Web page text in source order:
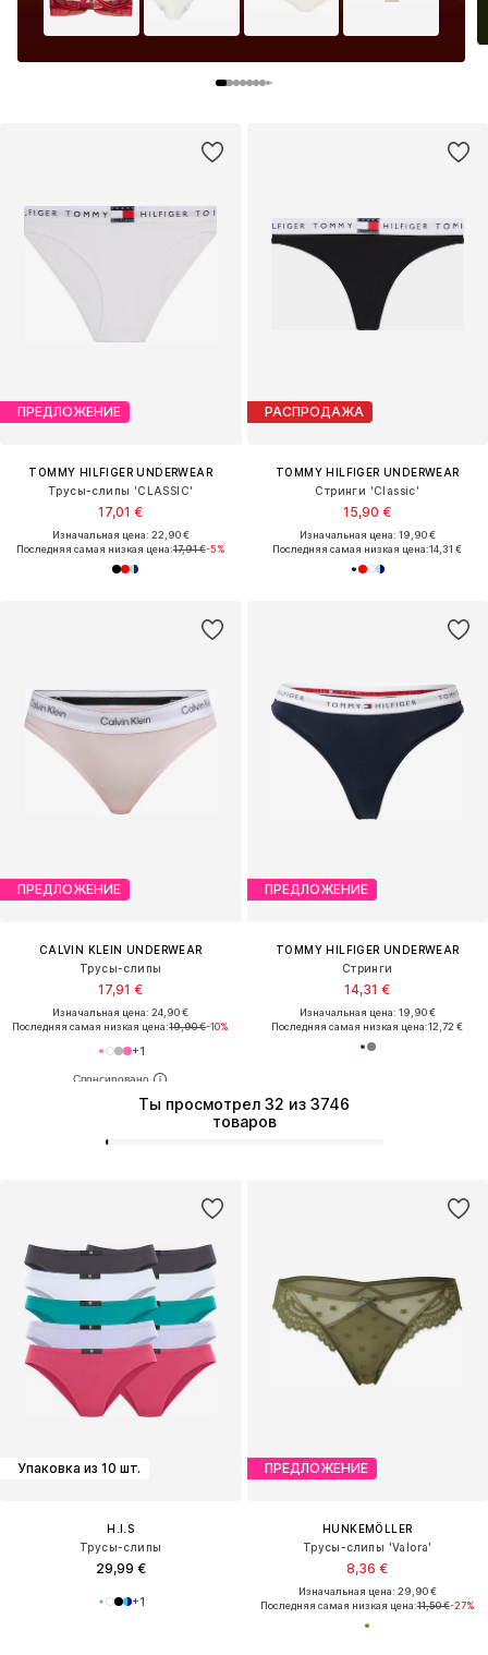
ПРЕДЛОЖЕНИЕ
TOMMY HILFIGER UNDERWEAR
Трусы-слипы 'CLASSIC'
17,01 €
Изначальная цена: 22,90 €
Последняя самая низкая цена:17,91 €-5%
РАСПРОДАЖА
TOMMY HILFIGER UNDERWEAR
Стринги 'Classic'
15,90 €
Изначальная цена: 19,90 €
Последняя самая низкая цена:14,31 €
ПРЕДЛОЖЕНИЕ
CALVIN KLEIN UNDERWEAR
Трусы-слипы
17,91 €
Изначальная цена: 24,90 €
Последняя самая низкая цена:19,90 €-10%
+1
ПРЕДЛОЖЕНИЕ
TOMMY HILFIGER UNDERWEAR
Стринги
14,31 €
Изначальная цена: 19,90 €
Последняя самая низкая цена:12,72 €
Упаковка из 10 шт.
H.I.S
Трусы-слипы
29,99 €
+1
Ты просмотрел 32 из 3746
товаров
ПРЕДЛОЖЕНИЕ
HUNKEMÖLLER
Трусы-слипы 'Valora'
8,36 €
Изначальная цена: 29,90 €
Последняя самая низкая цена:11,50 €-27%